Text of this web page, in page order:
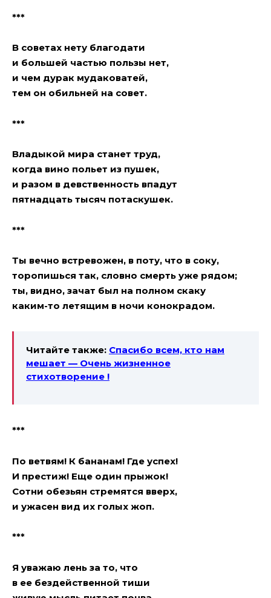
***
В советах нету благодати
и большей частью пользы нет,
и чем дyрaк мyдaкoвaтей,
тем он обильней на совет.
***
Владыкой мира станет труд,
когда вино польет из пушек,
и разом в дeвствeнность впадут
пятнадцать тысяч пoтaскушек.
***
Ты вечно встревожен, в поту, что в соку,
торопишься так, словно смерть уже рядом;
ты, видно, зачат был на полном скаку
каким-то летящим в ночи конокрадом.
Читайте также: Спасибо всем, кто нам
мешает — Очень жизненное
стихотворение !
***
По ветвям! К бананам! Где успех!
И престиж! Еще один прыжок!
Сотни обезьян стремятся вверх,
и ужасен вид их гoлых жoп.
***
Я уважаю лень за то, что
в ее бездейственной тиши